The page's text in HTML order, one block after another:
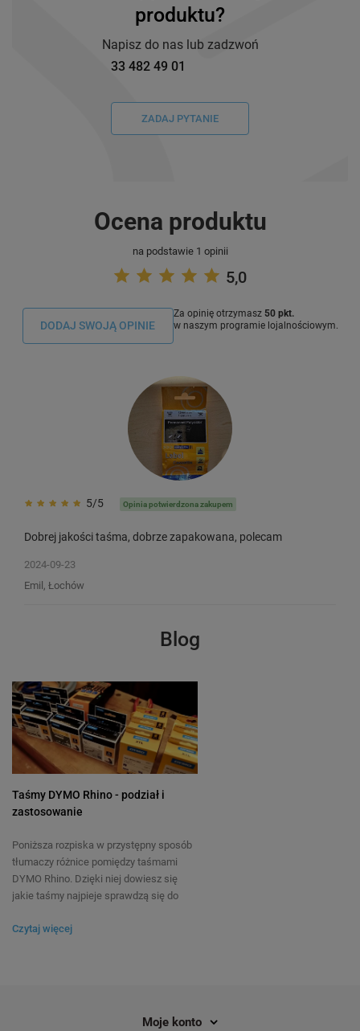
produktu?
Napisz do nas lub zadzwoń
33 482 49 01
ZADAJ PYTANIE
Ocena produktu
na podstawie 1 opinii
5,0
DODAJ SWOJĄ OPINIE
Za opinię otrzymasz 50 pkt.
w naszym programie lojalnościowym.
5/5 Opinia potwierdzona zakupem
Dobrej jakości taśma, dobrze zapakowana, polecam
2024-09-23
Emil, Łochów
Blog
Taśmy DYMO Rhino - podział i
zastosowanie
Poniższa rozpiska w przystępny sposób
tłumaczy różnice pomiędzy taśmami
DYMO Rhino. Dzięki niej dowiesz się
jakie taśmy najpieje sprawdzą się do
Czytaj więcej
Moje konto